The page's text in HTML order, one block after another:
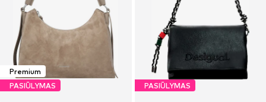
Premium
PASIŪLYMAS
PASIŪLYMAS